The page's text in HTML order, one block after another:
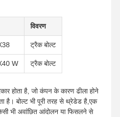
विवरण
ट्रैक बोल्ट
W ट्रैक बोल्ट
होता है, जो कंपन के कारण ढीला होने
है। बोल्ट भी पूरी तरह से थ्रेडेड है,एक
भी अवांछित आंदोलन या फिसलने से